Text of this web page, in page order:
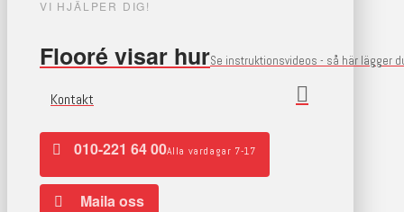
VI HJÄLPER DIG!
Flooré visar hurSe instruktionsvideos - så här lägger
Kontakt
010-221 64 00Alla vardagar 7-17
Maila oss